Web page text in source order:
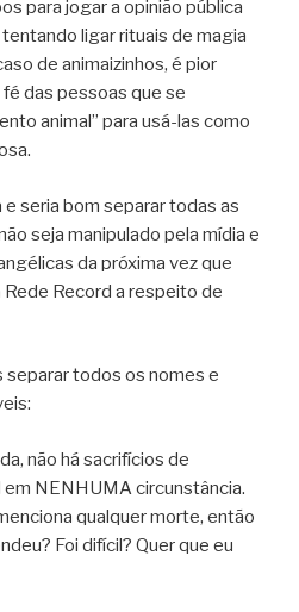
para jogar a opinião pública
ligar rituais de magia
de animaizinhos, é pior
das pessoas que se
animal” para usá-las como
seria bom separar todas as
seja manipulado pela mídia e
da próxima vez que
Record a respeito de
separar todos os nomes e
não há sacrifícios de
NENHUMA circunstância.
qualquer morte, então
Foi difícil? Quer que eu